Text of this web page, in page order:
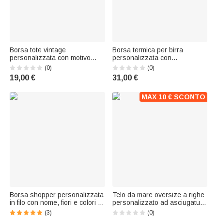
Borsa tote vintage
personalizzata con motivo
floreale, passero e anatra
mandarina, capiente, con
nome e anno: ideale per l'uso
anniversario per donne e
(0)
19,00 €
Borsa termica per birra
personalizzata con
personaggio dei cartoni
animati e fiore del mese di
nascita, con nome: ideale per
come regalo di compleanno
per donna e uom
(0)
31,00 €
Borsa shopper personalizzata
in filo con nome, fiori e colori -
Regalo per vacanze estive e
(3)
MAX 10 € SCONTO
Telo da mare oversize a righe
personalizzato ad asciugatura
rapida con nome e località –
(0)